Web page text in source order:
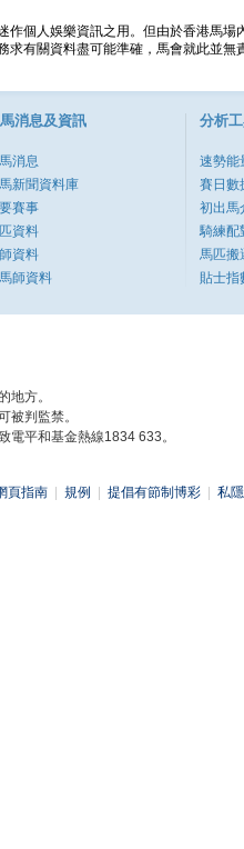
作個人娛樂資訊之用。但由於香港馬
求有關資料盡可能準確，馬會就此並
消息及資訊
消息
新聞資料庫
賽事
資料
資料
師資料
分析
速勢能
賽日數
初出馬
騎練配
馬匹搬
貼士指
地方。
被判監禁。
電平和基金熱線1834 633。
頁指南 規例 提倡有節制博彩 私